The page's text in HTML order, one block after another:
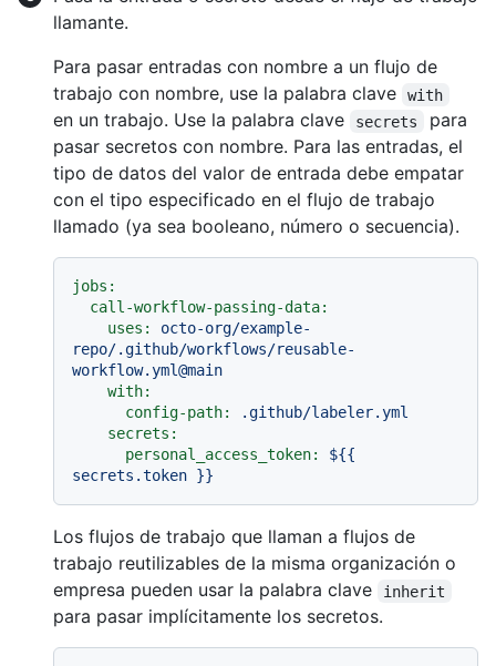
llamante.
Para pasar entradas con nombre a un flujo de
trabajo con nombre, use la palabra clave
with
en un trabajo. Use la palabra clave secrets
para
pasar secretos con nombre. Para las entradas, el
tipo de datos del valor de entrada debe empatar
con el tipo especificado en el flujo de trabajo
llamado (ya sea booleano, número o secuencia).
jobs:
call-workflow-passing-data:
uses:
octo-org/example-
repo/.github/workflows/reusable-
workflow.yml@main
with:
config-path:
.github/labeler.yml
secrets:
personal_access_token:
${{
secrets.token }}
Los flujos de trabajo que llaman a flujos de
trabajo reutilizables de la misma organización o
empresa pueden usar la palabra clave
inherit
para pasar implícitamente los secretos.